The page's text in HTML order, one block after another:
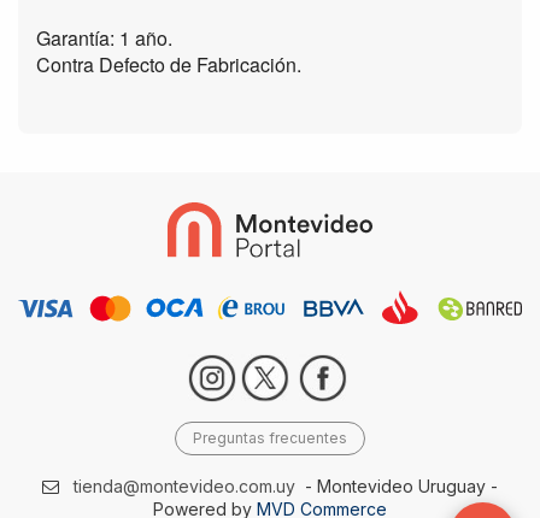
Garantía: 1 año.
Contra Defecto de Fabricación.
Preguntas frecuentes
tienda@montevideo.com.uy - Montevideo Uruguay -
Powered by MVD Commerce